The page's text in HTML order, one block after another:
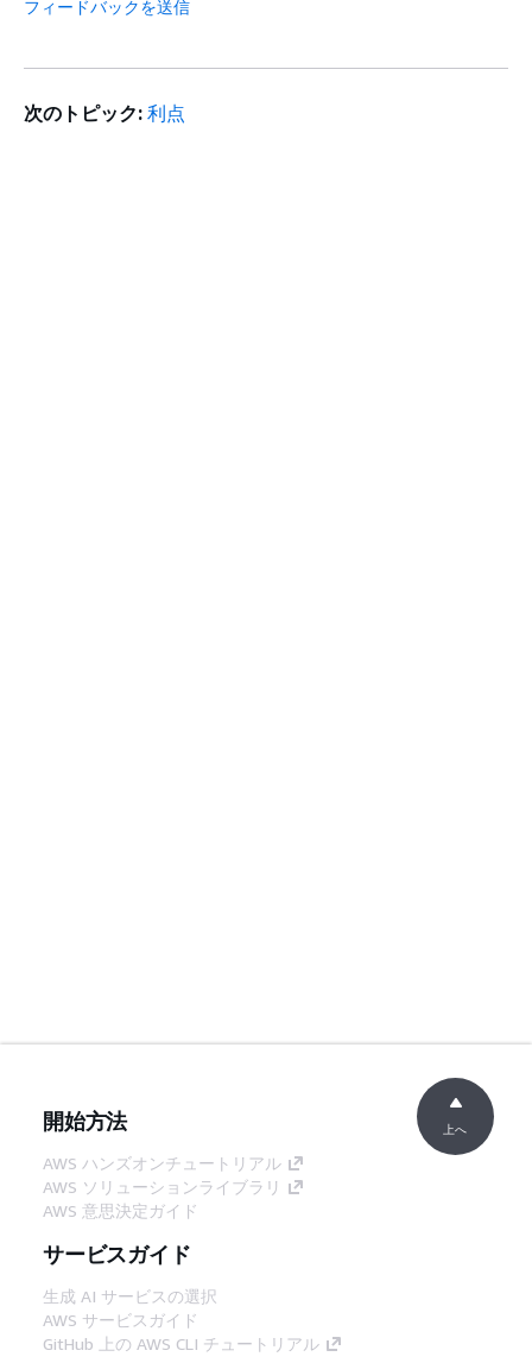
フィードバックを送信
次のトピック: 利点
開始方法
AWS ハンズオンチュートリアル
AWS ソリューションライブラリ
AWS 意思決定ガイド
サービスガイド
生成 AI サービスの選択
AWS サービスガイド
GitHub 上の AWS CLI チュートリアル
上へ